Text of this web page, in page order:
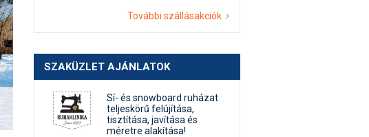
További szállásakciók
SZAKÜZLET AJÁNLATOK
Sí- és snowboard ruházat
teljeskörű felújítása,
tisztítása, javítása és
méretre alakítása!